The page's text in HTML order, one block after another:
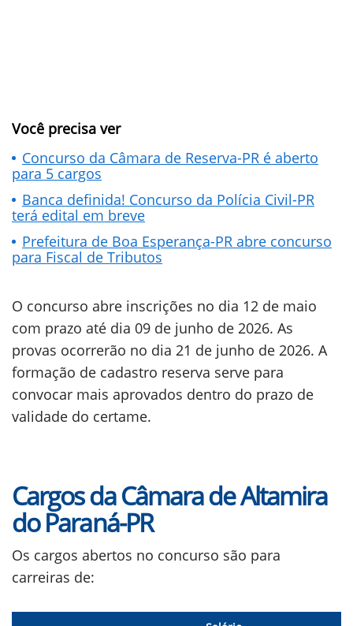
Você precisa ver
Concurso da Câmara de Reserva-PR é aberto
para 5 cargos
Banca definida! Concurso da Polícia Civil-PR
terá edital em breve
Prefeitura de Boa Esperança-PR abre concurso
para Fiscal de Tributos
O concurso abre inscrições no dia 12 de maio
com prazo até dia 09 de junho de 2026. As
provas ocorrerão no dia 21 de junho de 2026. A
formação de cadastro reserva serve para
convocar mais aprovados dentro do prazo de
validade do certame.
Cargos da Câmara de Altamira
do Paraná-PR
Os cargos abertos no concurso são para
carreiras de: